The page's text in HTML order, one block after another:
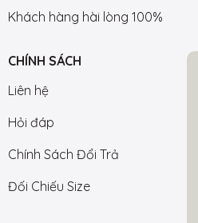
Khách hàng hài lòng 100%
CHÍNH SÁCH
Liên hệ
Hỏi đáp
Chính Sách Đổi Trả
Đối Chiếu Size